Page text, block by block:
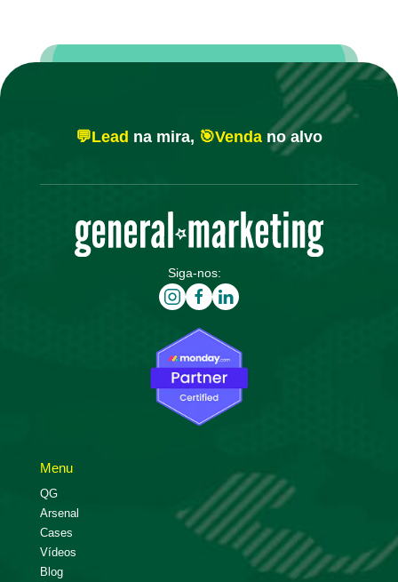
💬Lead na mira, 🎯Vendano alvo
Siga-nos:
Menu
QG
Arsenal
Cases
Vídeos
Blog